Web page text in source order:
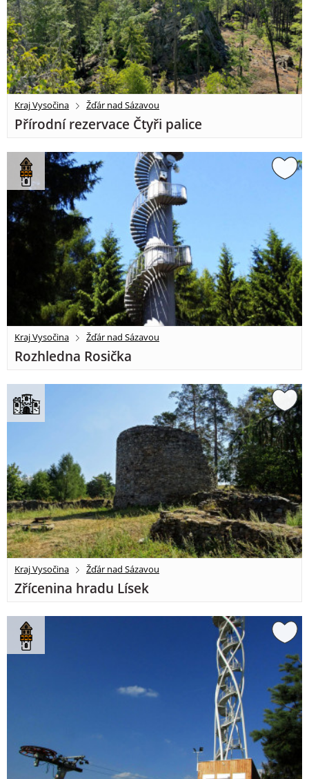
Kraj Vysočina Žďár nad Sázavou
Přírodní rezervace Čtyři palice
Kraj Vysočina Žďár nad Sázavou
Rozhledna Rosička
Kraj Vysočina Žďár nad Sázavou
Zřícenina hradu Lísek